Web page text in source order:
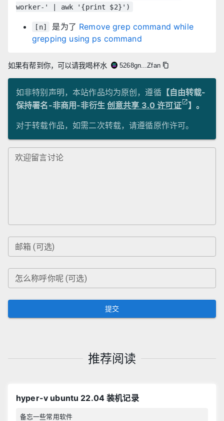
worker-' | awk '{print $2}')
[n] 是为了 Remove grep command while
grepping using ps command
如果有帮到你，可以请我喝杯水 5268gn...Zfan
如非特别声明，本站作品均为原创，遵循【自由转载-
保持署名-非商用-非衍生 创意共享 3.0 许可证
】。
对于转载作品，如需二次转载，请遵循原作许可。
欢迎留言讨论
邮箱 (可选)
怎么称呼你呢 (可选)
提交
推荐阅读
hyper-v ubuntu 22.04 装机记录
备忘一些常用软件